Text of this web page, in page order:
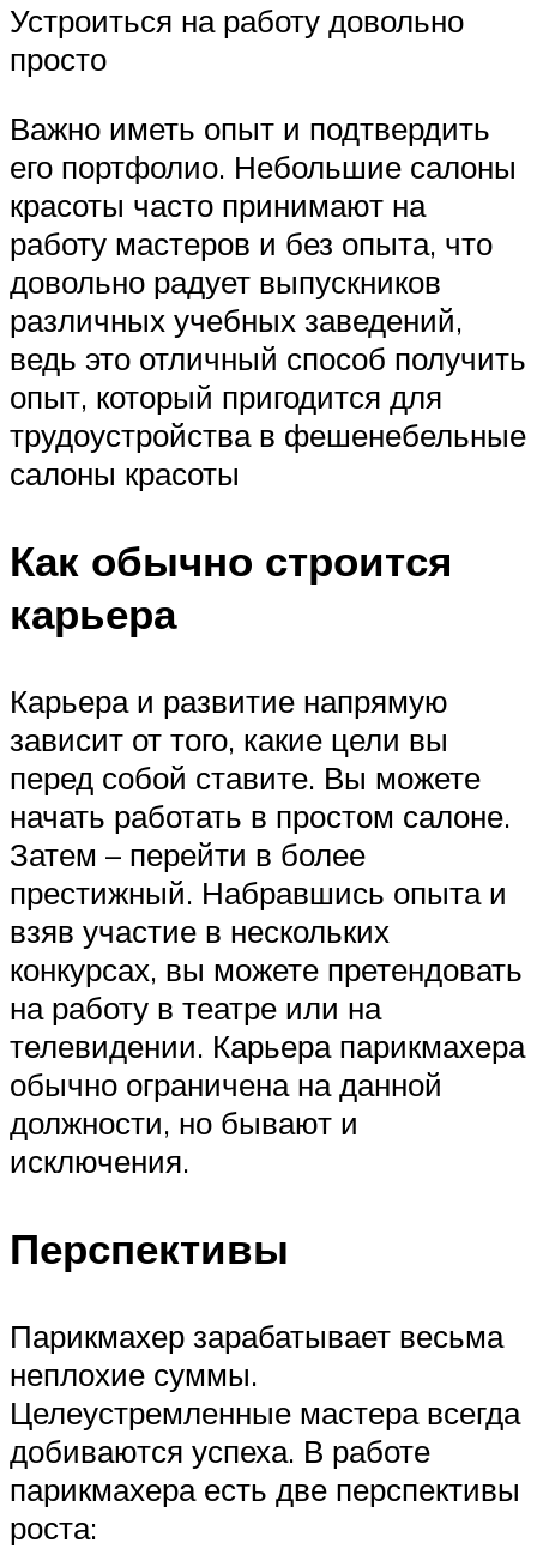
Устроиться на работу довольно
просто
Важно иметь опыт и подтвердить
его портфолио. Небольшие салоны
красоты часто принимают на
работу мастеров и без опыта, что
довольно радует выпускников
различных учебных заведений,
ведь это отличный способ получить
опыт, который пригодится для
трудоустройства в фешенебельные
салоны красоты
Как обычно строится
карьера
Карьера и развитие напрямую
зависит от того, какие цели вы
перед собой ставите. Вы можете
начать работать в простом салоне.
Затем – перейти в более
престижный. Набравшись опыта и
взяв участие в нескольких
конкурсах, вы можете претендовать
на работу в театре или на
телевидении. Карьера парикмахера
обычно ограничена на данной
должности, но бывают и
исключения.
Перспективы
Парикмахер зарабатывает весьма
неплохие суммы.
Целеустремленные мастера всегда
добиваются успеха. В работе
парикмахера есть две перспективы
роста: